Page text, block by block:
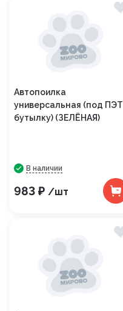
Автопоилка
универсальная (под ПЭТ
бутылку) (ЗЕЛЁНАЯ)
В наличии
983 ₽ /шт